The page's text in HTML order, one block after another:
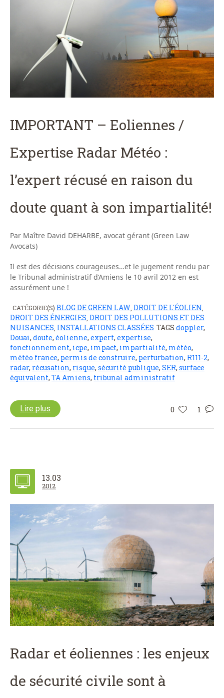
IMPORTANT – Eoliennes /
Expertise Radar Météo :
l’expert récusé en raison du
doute quant à son impartialité!
Par Maître David DEHARBE, avocat gérant (Green Law
Avocats)
Il est des décisions courageuses…et le jugement rendu par
le Tribunal administratif d’Amiens le 10 avril 2012 en est
assurément une !
CATÉGORIE(S) BLOG DE GREEN LAW DROIT DE L'ÉOLIEN
DROIT DES ÉNERGIES DROIT DES POLLUTIONS ET DES
NUISANCES INSTALLATIONS CLASSÉES TAGS doppler,
Douai, doute, éolienne, expert, expertise,
fonctionnement, icpe, impact, impartialité, météo,
météo france, permis de construire, perturbation, R111-2,
radar, récusation, risque, sécurité publique, SER, surface
équivalent, TA Amiens, tribunal administratif
0 1
Lire plus
13.03
2012
Radar et éoliennes : les enjeux
de sécurité civile sont à